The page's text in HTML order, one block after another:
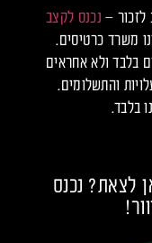
לזכור – נכנס לקצב
משרד כרטיסים.
בלבד ולא אחראים
והתשלומים.
בלבד.
לצאת? נכנס